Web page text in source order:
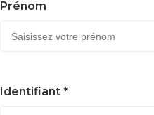
Prénom
Identifiant *